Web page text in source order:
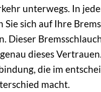
unterwegs. In
Sie sich auf Ihre
Dieser
dieses
die im
macht.